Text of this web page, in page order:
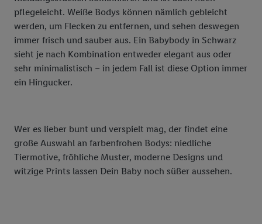
pflegeleicht. Weiße Bodys können nämlich gebleicht
werden, um Flecken zu entfernen, und sehen deswegen
immer frisch und sauber aus. Ein Babybody in Schwarz
sieht je nach Kombination entweder elegant aus oder
sehr minimalistisch – in jedem Fall ist diese Option immer
ein Hingucker.
Wer es lieber bunt und verspielt mag, der findet eine
große Auswahl an farbenfrohen Bodys: niedliche
Tiermotive, fröhliche Muster, moderne Designs und
witzige Prints lassen Dein Baby noch süßer aussehen.
Diensten wiedererkannt werden, die von Dritten betrieben
werden, damit wir Ihnen dort personalisierte Werbung
ausspielen können. Sie können Ihre Einwilligung speziell zur
Nutzung der Utiq-Technologie - zusätzlich zur weiter unten
erläuterten Möglichkeit, Ihre Einwilligung generell zu
widerrufen - jederzeit auch über
Lidl-Dienste) widerrufen. Weitere Informationen finden Sie in
denDatenschutzbestimmungen von Utiq.
Durch einen Klick auf „Ablehnen“ können Sie nur den Einsatz
notwendiger Techniken zulassen. Durch einen Klick auf